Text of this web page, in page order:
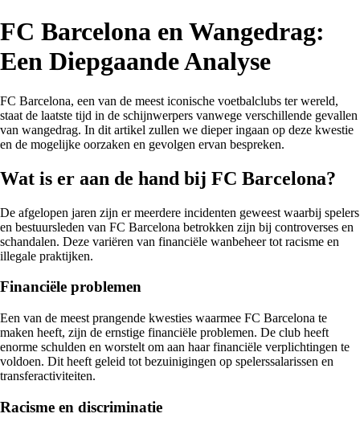
FC Barcelona en Wangedrag:
Een Diepgaande Analyse
FC Barcelona, een van de meest iconische voetbalclubs ter wereld,
staat de laatste tijd in de schijnwerpers vanwege verschillende gevallen
van wangedrag. In dit artikel zullen we dieper ingaan op deze kwestie
en de mogelijke oorzaken en gevolgen ervan bespreken.
Wat is er aan de hand bij FC Barcelona?
De afgelopen jaren zijn er meerdere incidenten geweest waarbij spelers
en bestuursleden van FC Barcelona betrokken zijn bij controverses en
schandalen. Deze variëren van financiële wanbeheer tot racisme en
illegale praktijken.
Financiële problemen
Een van de meest prangende kwesties waarmee FC Barcelona te
maken heeft, zijn de ernstige financiële problemen. De club heeft
enorme schulden en worstelt om aan haar financiële verplichtingen te
voldoen. Dit heeft geleid tot bezuinigingen op spelerssalarissen en
transferactiviteiten.
Racisme en discriminatie